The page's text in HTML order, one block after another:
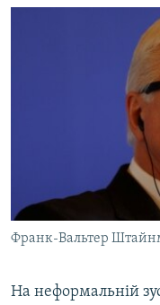
КИТАЙ.ВИКЛИКИ
КРИМ РЕАЛІЇ
УКР
Франк-Вальтер
На неформальній